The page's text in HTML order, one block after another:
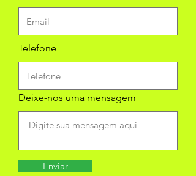
Telefone
Deixe-nos uma mensagem
Enviar